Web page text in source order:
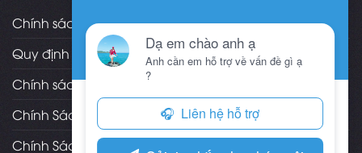
Chính sách và quy định chung
Quy định và hình thức thanh toán
Chính sách vận chuyển/giao nhận/cài đặt
Chính Sách Bảo Hành, Bảo Trì Theme
Chính Sách Đổi Trả, Hoàn Tiền Sản Phẩm